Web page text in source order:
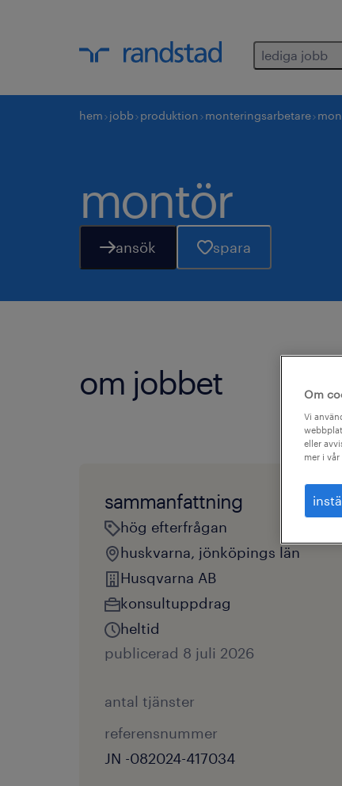
lediga jobb
hem jobb produktion monteringsarbetare
montör
ansök spara
om jobbet
sammanfattning
hög efterfrågan
huskvarna, jönköpings län
Husqvarna AB
konsultuppdrag
heltid
publicerad 8 juli 2026
antal tjänster
referensnummer
JN -082024-417034
Om
Vi
eller
mer i vår